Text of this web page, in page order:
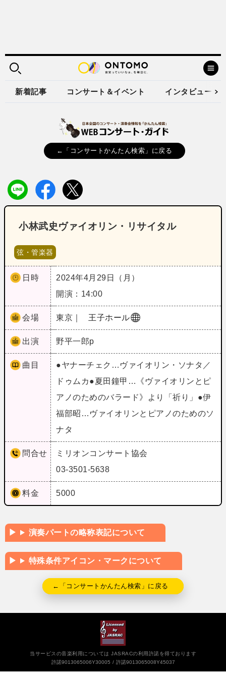
新着記事 コンサート＆イベント インタビュー
←「コンサートかんたん検索」に戻る
小林武史ヴァイオリン・リサイタル
弦・管楽器
日時
2024年4月29日（月）
開演：14:00
会場 東京｜ 王子ホール
出演 野平一郎p
曲目
●ヤナーチェク…ヴァイオリン・ソナタ／
ドゥムカ●夏田鐘甲…《ヴァイオリンとピ
アノのためのバラード》より「祈り」●伊
福部昭…ヴァイオリンとピアノのためのソ
ナタ
問合せ
ミリオンコンサート協会
03-3501-5638
料金 5000
演奏パートの略称表記について
特殊条件アイコン・マークについて
←「コンサートかんたん検索」に戻る
当サービスの音楽利用については JASRACの利用許諾を得ております
許諾9013065006Y30005
許諾9013065008Y45037